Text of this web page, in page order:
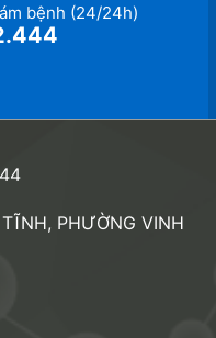
bệnh (24/24h)
PHƯỜNG VINH